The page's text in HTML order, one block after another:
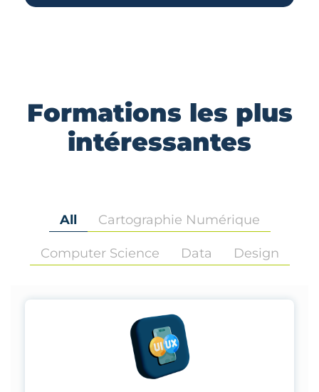
Formations les plus
intéressantes
All Cartographie Numérique
Computer Science Data Design